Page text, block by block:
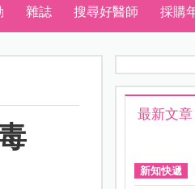
雜誌 搜尋好醫師 採購
最新文章
新知快遞